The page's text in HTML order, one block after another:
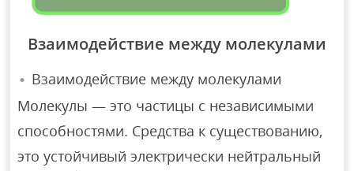
Взаимодействие между молекулами
Взаимодействие между молекулами
Молекулы — это частицы с независимыми
способностями. Средства к существованию,
это устойчивый электрически нейтральный